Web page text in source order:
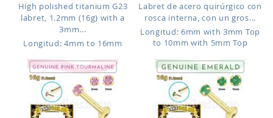
High polished titanium G23
labret, 1.2mm (16g) with a
3mm...
Longitud: 4mm to 16mm
Labret de acero quirúrgico con
rosca interna, con un gros...
Longitud: 6mm with 3mm Top
to 10mm with 5mm Top